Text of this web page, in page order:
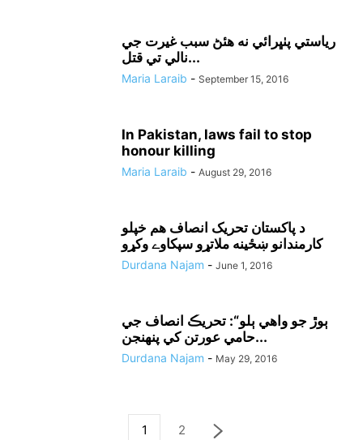
رياستي پٺڀرائي نه هئڻ سبب غيرت جي
نالي تي قتل...
Maria Laraib - September 15, 2016
In Pakistan, laws fail to stop
honour killing
Maria Laraib - August 29, 2016
د پاکستان تحريک انصاف هم خپلو
کارمندانو ښځينه ملاتړو سپکاوے وکړو
Durdana Najam - June 1, 2016
ٻوڙ جو واهي ٻلو“: تحريڪ انصاف جي
حامي عورتن کي پنهنجن...
Durdana Najam - May 29, 2016
1 2